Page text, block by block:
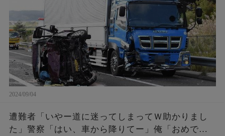
2024/09/04
遭難者「いやー道に迷ってしまってＷ助かりまし
た」警察「はい、車から降りてー」俺「おめでと